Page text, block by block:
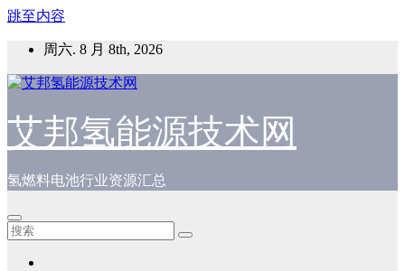
跳至内容
周六. 8 月 8th, 2026
艾邦氢能源技术网
氢燃料电池行业资源汇总